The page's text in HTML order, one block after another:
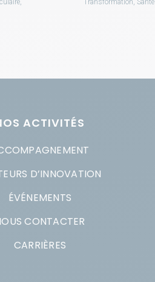
ACTIVITÉS
D’INNOVATION
ÉVÉNEMENTS
CONTACTER
CARRIÈRES